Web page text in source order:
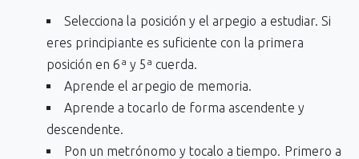
Selecciona la posición y el arpegio a estudiar. Si
eres principiante es suficiente con la primera
posición en 6ª y 5ª cuerda.
Aprende el arpegio de memoria.
Aprende a tocarlo de forma ascendente y
descendente.
Pon un metrónomo y tocalo a tiempo. Primero a